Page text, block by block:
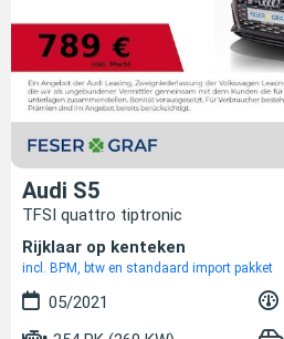
Audi S5
TFSI quattro tiptronic
Rijklaar op kenteken
incl. BPM, btw en standaard import pakket
05/2021